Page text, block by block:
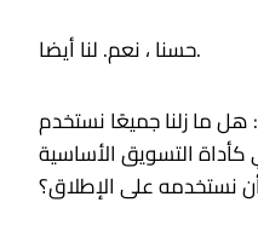
حسنا ، نعم. لنا أيضا.
هل ما زلنا جميعًا نستخدم
كأداة التسويق الأساسية
نستخدمه على الإطلاق؟